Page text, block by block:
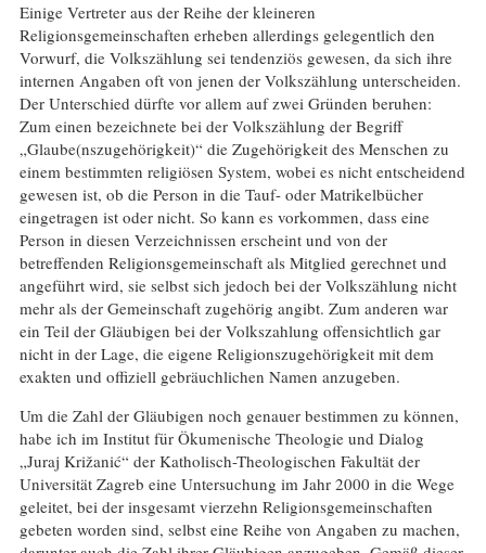
Einige Vertreter aus der Reihe der kleineren
Religionsgemeinschaften erheben allerdings gelegentlich den
Vorwurf, die Volkszählung sei tendenziös gewesen, da sich ihre
internen Angaben oft von jenen der Volkszählung unterscheiden.
Der Unterschied dürfte vor allem auf zwei Gründen beruhen:
Zum einen bezeichnete bei der Volkszählung der Begriff
„Glaube(nszugehörigkeit)“ die Zugehörigkeit des Menschen zu
einem bestimmten religiösen System, wobei es nicht entscheidend
gewesen ist, ob die Person in die Tauf- oder Matrikelbücher
eingetragen ist oder nicht. So kann es vorkommen, dass eine
Person in diesen Verzeichnissen erscheint und von der
betreffenden Religionsgemeinschaft als Mitglied gerechnet und
angeführt wird, sie selbst sich jedoch bei der Volkszählung nicht
mehr als der Gemeinschaft zugehörig angibt. Zum anderen war
ein Teil der Gläubigen bei der Volkszahlung offensichtlich gar
nicht in der Lage, die eigene Religionszugehörigkeit mit dem
exakten und offiziell gebräuchlichen Namen anzugeben.
Um die Zahl der Gläubigen noch genauer bestimmen zu können,
habe ich im Institut für Ökumenische Theologie und Dialog
„Juraj Križanić“ der Katholisch-Theologischen Fakultät der
Universität Zagreb eine Untersuchung im Jahr 2000 in die Wege
geleitet, bei der insgesamt vierzehn Religionsgemeinschaften
gebeten worden sind, selbst eine Reihe von Angaben zu machen,